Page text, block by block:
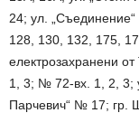
24; ул.
128, 130, 132, 175,
електрозахранени
1, 3; № 72-вх. 1, 2, 3;
Парчевич“ № 17; гр.